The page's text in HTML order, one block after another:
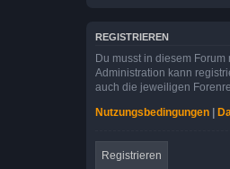
REGISTRIEREN
Du musst in diesem
Administration kann
auch die jeweiligen
Nutzungsbedingungen |
Registrieren